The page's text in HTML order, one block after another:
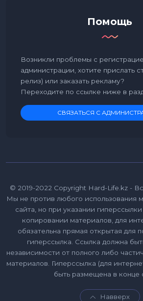
Помощь
Возникли проблемы с
администрации, хотите прислать
релиз) или заказать рекламу?
Переходите по ссылке ниже в
СВЯЗАТЬСЯ С
© 2019-2022 Copyright Hard-Life.kz -
Мы не против любого использования
сайта, но при указании
копировании материалов, для
обязательна прямая открытая для
гиперссылка. Ссылка должна
независимости от полного либо
материалов. Гиперссылка (для
быть размещена в конце
Навверх